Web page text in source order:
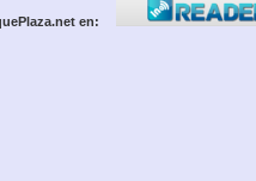
en: